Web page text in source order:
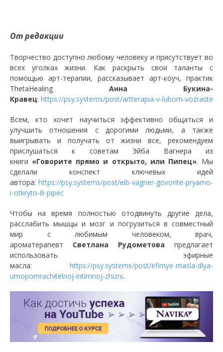
От редакции
Творчество доступно любому человеку и присутствует во
всех уголках жизни. Как раскрыть свои таланты с
помощью арт-терапии, рассказывает арт-коуч, практик
ThetaHealing Анна Букина-
Кравец: https://psy.systems/post/artterapia-v-lubom-vozraste
Всем, кто хочет научиться эффективно общаться и
улучшить отношения с дорогими людьми, а также
выигрывать и получать от жизни все, рекомендуем
прислушаться к советам Эйба Вагнера из
книги «Говорите прямо и открыто, или Пипец». Мы
сделали конспект ключевых идей
автора: https://psy.systems/post/eib-vagner-govorite-pryamo-
i-otkryto-ili-pipec
Чтобы на время полностью отодвинуть другие дела,
расслабить мышцы и мозг и погрузиться в совместный
мир с любимым человеком, врач,
ароматерапевт Светлана Рудометова предлагает
использовать эфирные
масла: https://psy.systems/post/efirnye-masla-dlya-
umopomrachitelnoj-intimnoj-zhizni.